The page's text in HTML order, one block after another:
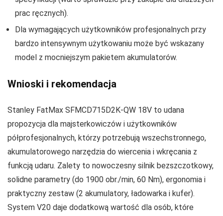
prac ręcznych).
Dla wymagających użytkowników profesjonalnych przy
bardzo intensywnym użytkowaniu może być wskazany
model z mocniejszym pakietem akumulatorów.
Wnioski i rekomendacja
Stanley FatMax SFMCD715D2K-QW 18V to udana
propozycja dla majsterkowiczów i użytkowników
półprofesjonalnych, którzy potrzebują wszechstronnego,
akumulatorowego narzędzia do wiercenia i wkręcania z
funkcją udaru. Zalety to nowoczesny silnik bezszczotkowy,
solidne parametry (do 1900 obr./min, 60 Nm), ergonomia i
praktyczny zestaw (2 akumulatory, ładowarka i kufer).
System V20 daje dodatkową wartość dla osób, które